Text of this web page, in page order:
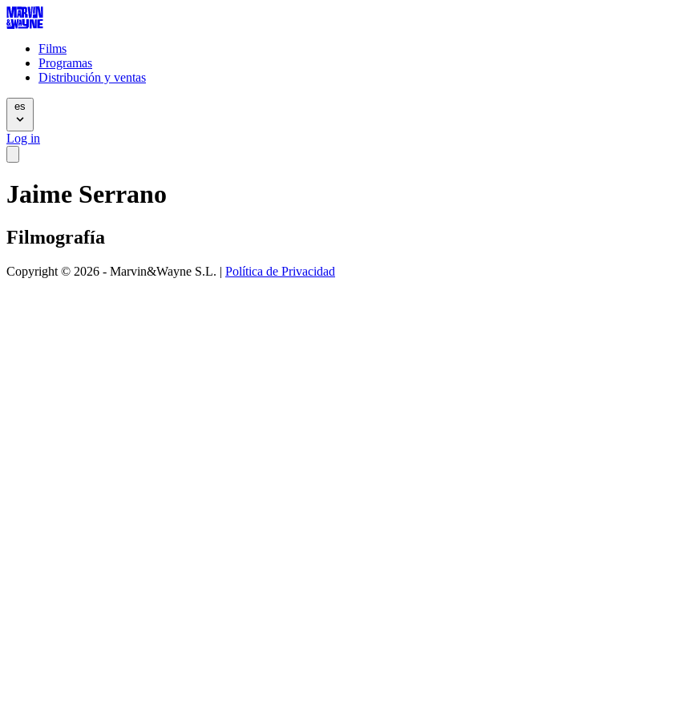
Films
Programas
Distribución y ventas
es
Log in
Jaime Serrano
Filmografía
Copyright © 2026 - Marvin&Wayne S.L. | Política de Privacidad